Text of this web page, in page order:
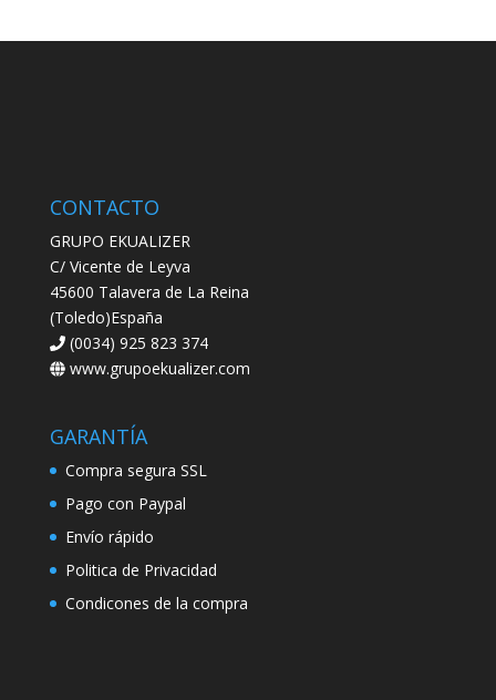
CONTACTO
GRUPO EKUALIZER
C/ Vicente de Leyva
45600 Talavera de La Reina
(Toledo)España
(0034) 925 823 374
www.grupoekualizer.com
GARANTÍA
Compra segura SSL
Pago con Paypal
Envío rápido
Politica de Privacidad
Condicones de la compra